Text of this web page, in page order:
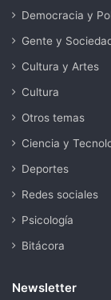
Democracia y
Gente y
Cultura y Artes
Cultura
Otros temas
Ciencia y
Deportes
Redes sociales
Psicología
Bitácora
Newsletter